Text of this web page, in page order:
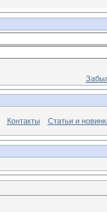
Контакты Статьи и